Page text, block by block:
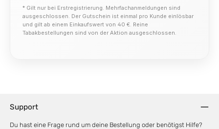
* Gilt nur bei Erstregistrierung. Mehrfachanmeldungen sind
ausgeschlossen. Der Gutschein ist einmal pro Kunde einlösbar
und gilt ab einem Einkaufswert von 40 €. Reine
Tabakbestellungen sind von der Aktion ausgeschlossen.
Support
Du hast eine Frage rund um deine Bestellung oder benötigst Hilfe?